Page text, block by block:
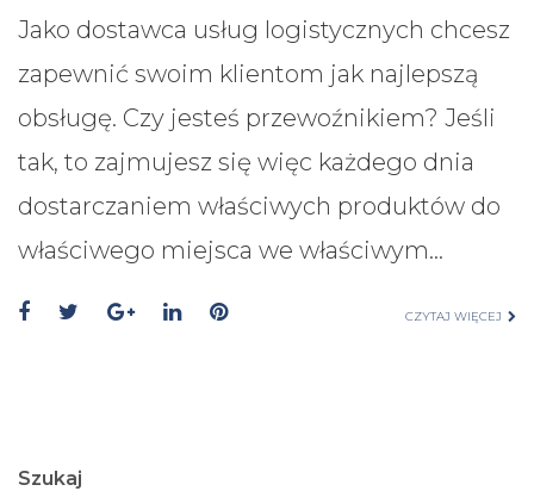
Jako dostawca usług logistycznych chcesz
zapewnić swoim klientom jak najlepszą
obsługę. Czy jesteś przewoźnikiem? Jeśli
tak, to zajmujesz się więc każdego dnia
dostarczaniem właściwych produktów do
właściwego miejsca we właściwym…
CZYTAJ WIĘCEJ
Szukaj